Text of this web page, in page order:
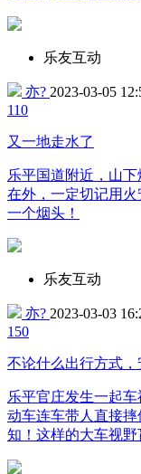
乐友互动
亦? 2023-03-05
110
又一地走水了
乐平国道附近，山
在外，一定切记用
一个烟头！
乐友互动
亦? 2023-03-03
150
不论什么出行方式，
乐平官庄发生一起
动车连车带人直接
知！这样的大车视